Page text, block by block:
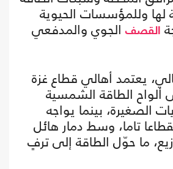
لها وللمؤسسات الحيوية
القصف الجوي والمدفعي
يعتمد أهالي قطاع غزة
الطاقة الشمسية
الصغيرة، بينما يواجه
تاما، وسط دمار هائل
ما حوّل الطاقة إلى ترفٍ